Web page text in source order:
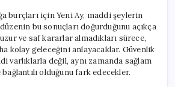
burçları için Yeni Ay, maddi şeylerin
bu sonuçları doğurduğunu açıkça
ve saf kararlar almadıkları sürece,
kolay geleceğini anlayacaklar. Güvenlik
varlıklarla değil, aynı zamanda sağlam
olduğunu fark edecekler.